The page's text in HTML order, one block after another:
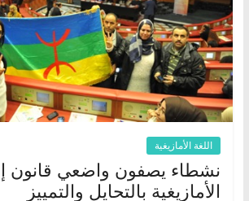
اللغة الأمازيغية
نشطاء يصفون واضعي قانون
الأمازيغية بالتحايل والتمييز